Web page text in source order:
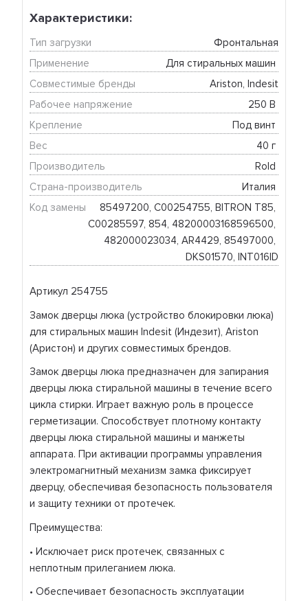
Артикул 254755
Замок дверцы люка (устройство блокировки люка)
для стиральных машин Indesit (Индезит), Ariston
(Аристон) и других совместимых брендов.
Замок дверцы люка предназначен для запирания
дверцы люка стиральной машины в течение всего
цикла стирки. Играет важную роль в процессе
герметизации. Способствует плотному контакту
дверцы люка стиральной машины и манжеты
аппарата. При активации программы управления
электромагнитный механизм замка фиксирует
дверцу, обеспечивая безопасность пользователя
и защиту техники от протечек.
Преимущества:
• Исключает риск протечек, связанных с
неплотным прилеганием люка.
• Обеспечивает безопасность эксплуатации
Характеристики:
Тип загрузки
Фронтальная
Применение
Для стиральных машин
Совместимые бренды
Ariston, Indesit
Рабочее напряжение
250 В
Крепление
Под винт
Вес
40 г
Производитель
Rold
Страна-производитель
Италия
Код замены
85497200, C00254755, BITRON T85,
C00285597, 854, 48200003168596500,
482000023034, AR4429, 85497000,
DKS01570, INT016ID